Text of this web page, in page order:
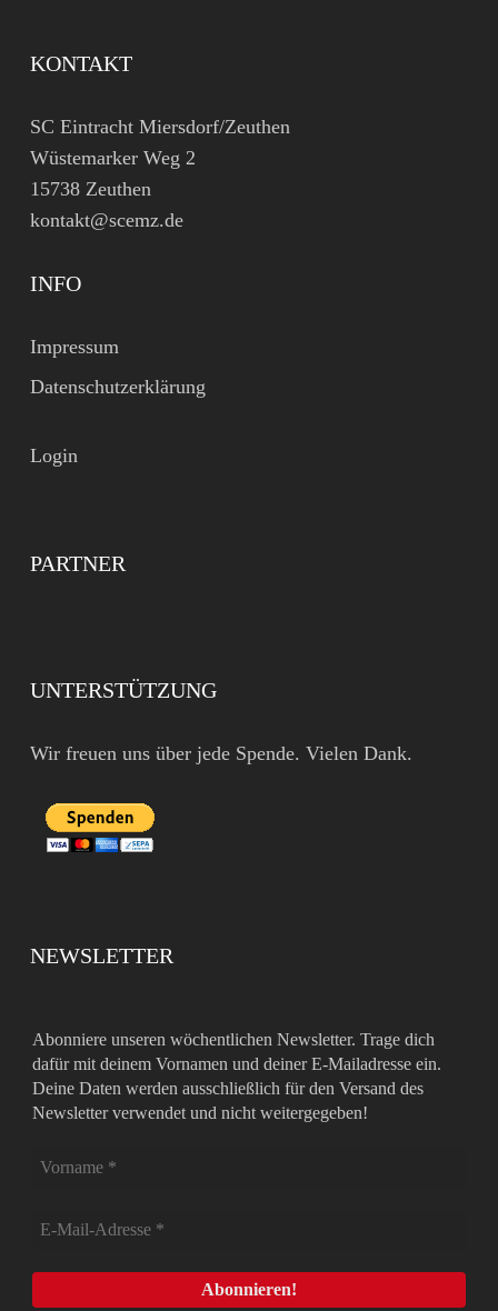
KONTAKT
SC Eintracht Miersdorf/Zeuthen
Wüstemarker Weg 2
15738 Zeuthen
kontakt@scemz.de
INFO
Impressum
Datenschutzerklärung
Login
PARTNER
UNTERSTÜTZUNG
Wir freuen uns über jede Spende. Vielen Dank.
NEWSLETTER
Abonniere unseren wöchentlichen Newsletter. Trage dich
dafür mit deinem Vornamen und deiner E-Mailadresse ein.
Deine Daten werden ausschließlich für den Versand des
Newsletter verwendet und nicht weitergegeben!